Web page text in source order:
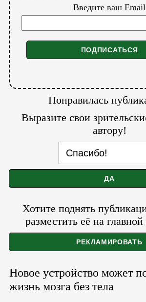
Введите ваш Email
Понравилась
Выразите свои
автору!
Хотите поднять
разместить её на
Новое устройство может
жизнь мозга без тела